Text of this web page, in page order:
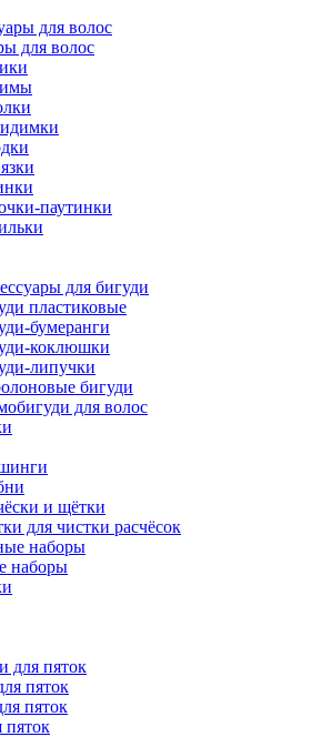
для волос
паутинки
для бигуди
пластиковые
бумеранги
коклюшки
липучки
бигуди
для волос
и щётки
для чистки расчёсок
наборы
пяток
пяток